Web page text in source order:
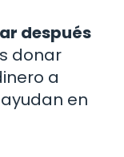
después
donar
a
en